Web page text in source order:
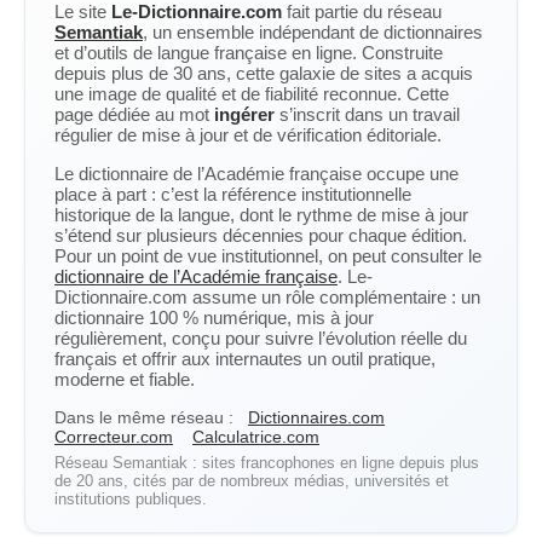
Le site Le-Dictionnaire.com fait partie du réseau
Semantiak, un ensemble indépendant de dictionnaires
et d’outils de langue française en ligne. Construite
depuis plus de 30 ans, cette galaxie de sites a acquis
une image de qualité et de fiabilité reconnue. Cette
page dédiée au mot ingérer s’inscrit dans un travail
régulier de mise à jour et de vérification éditoriale.
Le dictionnaire de l’Académie française occupe une
place à part : c’est la référence institutionnelle
historique de la langue, dont le rythme de mise à jour
s’étend sur plusieurs décennies pour chaque édition.
Pour un point de vue institutionnel, on peut consulter le
dictionnaire de l’Académie française. Le-
Dictionnaire.com assume un rôle complémentaire : un
dictionnaire 100 % numérique, mis à jour
régulièrement, conçu pour suivre l’évolution réelle du
français et offrir aux internautes un outil pratique,
moderne et fiable.
Dans le même réseau :
Dictionnaires.com
Correcteur.com
Calculatrice.com
Réseau Semantiak : sites francophones en ligne depuis plus
de 20 ans, cités par de nombreux médias, universités et
institutions publiques.